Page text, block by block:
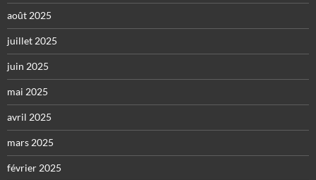
août 2025
juillet 2025
juin 2025
mai 2025
avril 2025
mars 2025
février 2025